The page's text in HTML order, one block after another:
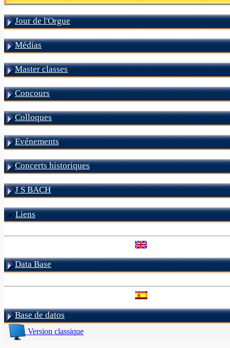
Jour de l'Orgue
Médias
Master classes
Concours
Colloques
Evénements
Concerts historiques
J S BACH
Liens
Data Base
Base de datos
Version classique